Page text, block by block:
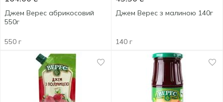
Джем Верес абрикосовий
550г
550 г
Джем Верес з малиною 140г
140 г